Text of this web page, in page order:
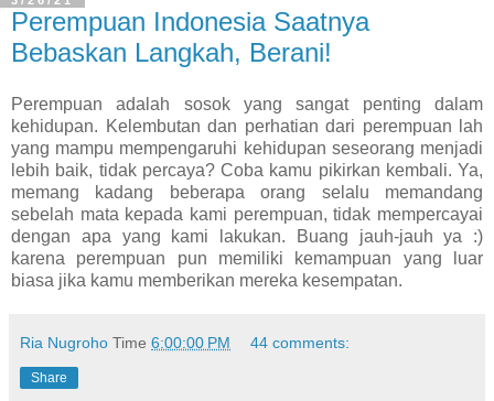
Perempuan Indonesia Saatnya
Bebaskan Langkah, Berani!
Perempuan adalah sosok yang sangat penting dalam
kehidupan. Kelembutan dan perhatian dari perempuan lah
yang mampu mempengaruhi kehidupan seseorang menjadi
lebih baik, tidak percaya? Coba kamu pikirkan kembali. Ya,
memang kadang beberapa orang selalu memandang
sebelah mata kepada kami perempuan, tidak mempercayai
dengan apa yang kami lakukan. Buang jauh-jauh ya :)
karena perempuan pun memiliki kemampuan yang luar
biasa jika kamu memberikan mereka kesempatan.
Ria Nugroho Time 6:00:00 PM 44 comments:
Share